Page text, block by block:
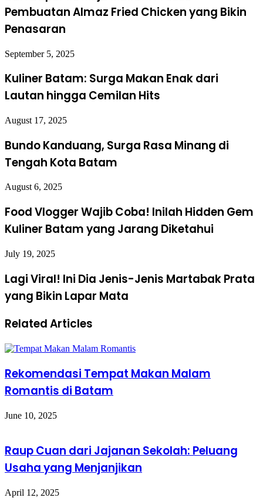
Pembuatan Almaz Fried Chicken yang Bikin
Penasaran
September 5, 2025
Kuliner Batam: Surga Makan Enak dari
Lautan hingga Cemilan Hits
August 17, 2025
Bundo Kanduang, Surga Rasa Minang di
Tengah Kota Batam
August 6, 2025
Food Vlogger Wajib Coba! Inilah Hidden Gem
Kuliner Batam yang Jarang Diketahui
July 19, 2025
Lagi Viral! Ini Dia Jenis-Jenis Martabak Prata
yang Bikin Lapar Mata
Related Articles
Rekomendasi Tempat Makan Malam
Romantis di Batam
June 10, 2025
Raup Cuan dari Jajanan Sekolah: Peluang
Usaha yang Menjanjikan
April 12, 2025